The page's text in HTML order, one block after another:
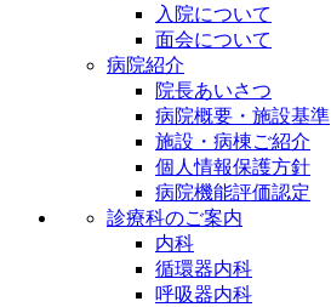
入院について
面会について
病院紹介
院長あいさつ
病院概要・施設基準
施設・病棟ご紹介
個人情報保護方針
病院機能評価認定
診療科のご案内
内科
循環器内科
呼吸器内科